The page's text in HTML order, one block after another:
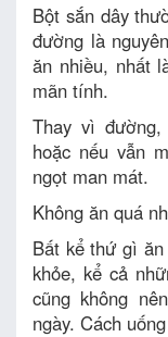
Bột sắn dây
đường là
ăn nhiều, nhất
mãn tính.
Thay vì
hoặc nếu vẫn
ngọt man mát.
Không ăn quá
Bất kể thứ gì
khỏe, kể cả
cũng không
ngày. Cách